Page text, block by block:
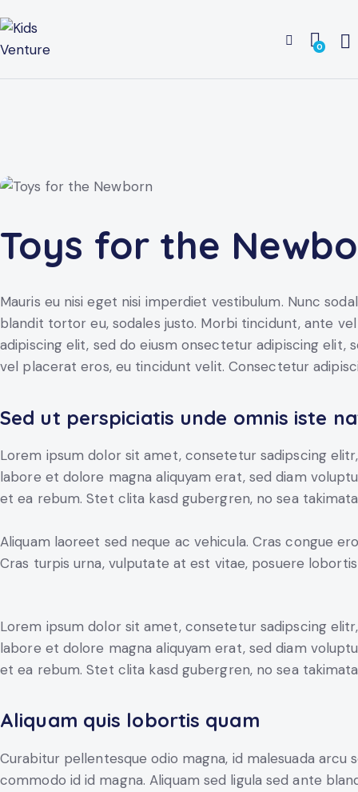
0
Toys for the
Mauris eu nisi eget nisi imperdiet vestibulum. Nunc
blandit tortor eu, sodales justo. Morbi tincidunt, ante
adipiscing elit, sed do eiusm onsectetur adipiscing elit,
vel placerat eros, eu tincidunt velit. Consectetur
Sed ut perspiciatis unde omnis iste
Lorem ipsum dolor sit amet, consetetur sadipscing
labore et dolore magna aliquyam erat, sed diam
et ea rebum. Stet clita kasd gubergren, no sea
Aliquam laoreet sed neque ac vehicula. Cras congue
Cras turpis urna, vulputate at est vitae, posuere
Lorem ipsum dolor sit amet, consetetur sadipscing
labore et dolore magna aliquyam erat, sed diam
et ea rebum. Stet clita kasd gubergren, no sea
Aliquam quis lobortis quam
Curabitur pellentesque odio magna, id malesuada arcu
commodo id id magna. Aliquam sed ligula sed ante